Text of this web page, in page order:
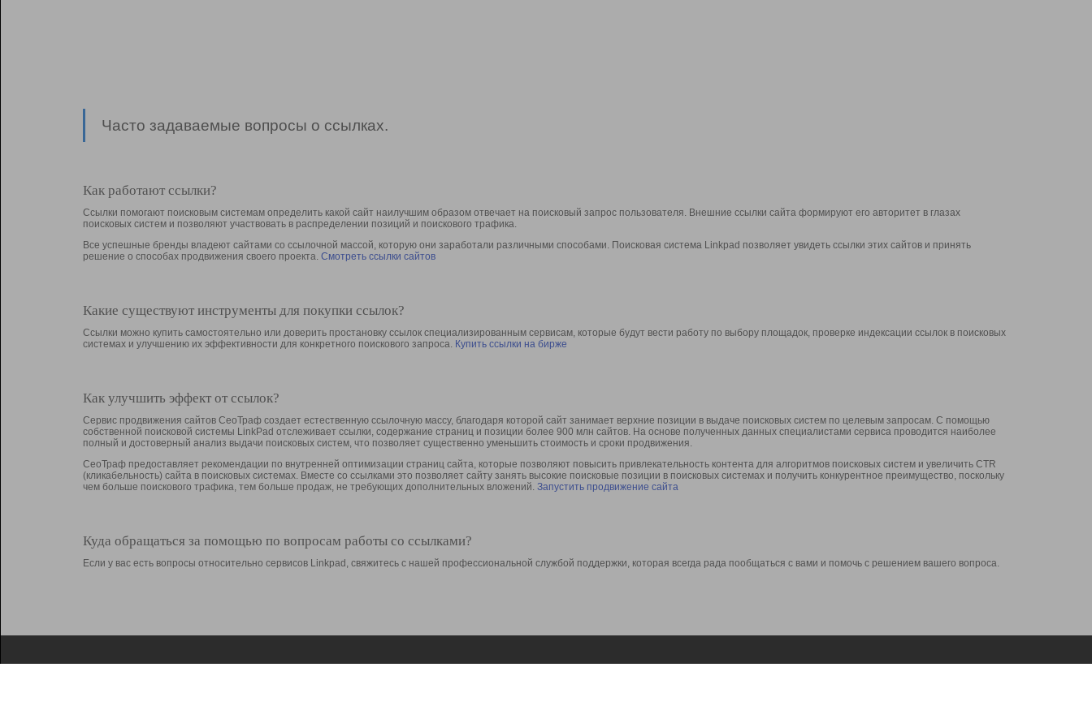
Часто задаваемые вопросы о ссылках.
Как работают ссылки?
Ссылки помогают поисковым системам определить какой сайт наилучшим образом отвечает на поисковый запрос пользователя. Внешние ссылки сайта формируют его авторитет в глазах
поисковых систем и позволяют участвовать в раcпределении позиций и поискового трафика.
Все успешные бренды владеют сайтами со ссылочной массой, которую они заработали различными способами. Поисковая система Linkpad позволяет увидеть ссылки этих сайтов и принять
решение о способах продвижения своего проекта. Смотреть ссылки сайтов
Какие существуют инструменты для покупки ссылок?
Ссылки можно купить самостоятельно или доверить простановку ссылок специализированным сервисам, которые будут вести работу по выбору площадок, проверке индексации ссылок в поисковых
системах и улучшению их эффективности для конкретного поискового запроса. Купить ссылки на бирже
Как улучшить эффект от ссылок?
Сервис продвижения сайтов СеоТраф создает естественную ссылочную массу, благодаря которой сайт занимает верхние позиции в выдаче поисковых систем по целевым запросам. С помощью
собственной поисковой системы LinkPad отслеживает ссылки, содержание страниц и позиции более 900 млн сайтов. На основе полученных данных специалистами сервиса проводится наиболее
полный и достоверный анализ выдачи поисковых систем, что позволяет существенно уменьшить стоимость и сроки продвижения.
СеоТраф предоставляет рекомендации по внутренней оптимизации страниц сайта, которые позволяют повысить привлекательность контента для алгоритмов поисковых систем и увеличить CTR
(кликабельность) сайта в поисковых системах. Вместе со ссылками это позволяет сайту занять высокие поисковые позиции в поисковых системах и получить конкурентное преимущество, поскольку
чем больше поискового трафика, тем больше продаж, не требующих дополнительных вложений. Запустить продвижение сайта
Куда обращаться за помощью по вопросам работы со ссылками?
Если у вас есть вопросы относительно сервисов Linkpad, свяжитесь с нашей профессиональной службой поддержки, которая всегда рада пообщаться с вами и помочь с решением вашего вопроса.